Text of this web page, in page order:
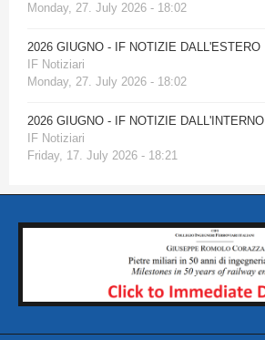
Monday, 27. July 2026 - 18:02
2026 GIUGNO - IF NOTIZIE DALL'ESTERO
IF Notiziari
Monday, 27. July 2026 - 18:02
2026 GIUGNO - IF NOTIZIE DALL'INTERNO
IF Notiziari
Friday, 17. July 2026 - 18:21